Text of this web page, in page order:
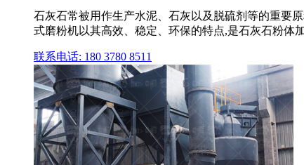
石灰石常被用作生产水泥、石灰以及脱硫剂等的重要
式磨粉机以其高效、稳定、环保的特点,是石灰石粉体
联系电话: 180 3780 8511